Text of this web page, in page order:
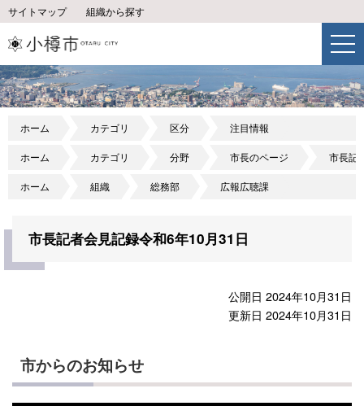
サイトマップ 組織から探す
ホーム カテゴリ 区分 注目情報
ホーム カテゴリ 分野 市長のページ 市長記
ホーム 組織 総務部 広報広聴課
市長記者会見記録令和6年10月31日
公開日 2024年10月31日
更新日 2024年10月31日
市からのお知らせ